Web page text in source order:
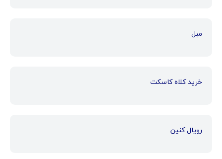
مبل
خرید کلاه کاسکت
رویال کنین